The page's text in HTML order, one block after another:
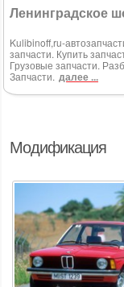
Модификация
Ленинградское
Kulibinoff,ru-
запчасти. Купить
Грузовые запчасти.
Запчасти. далее ...